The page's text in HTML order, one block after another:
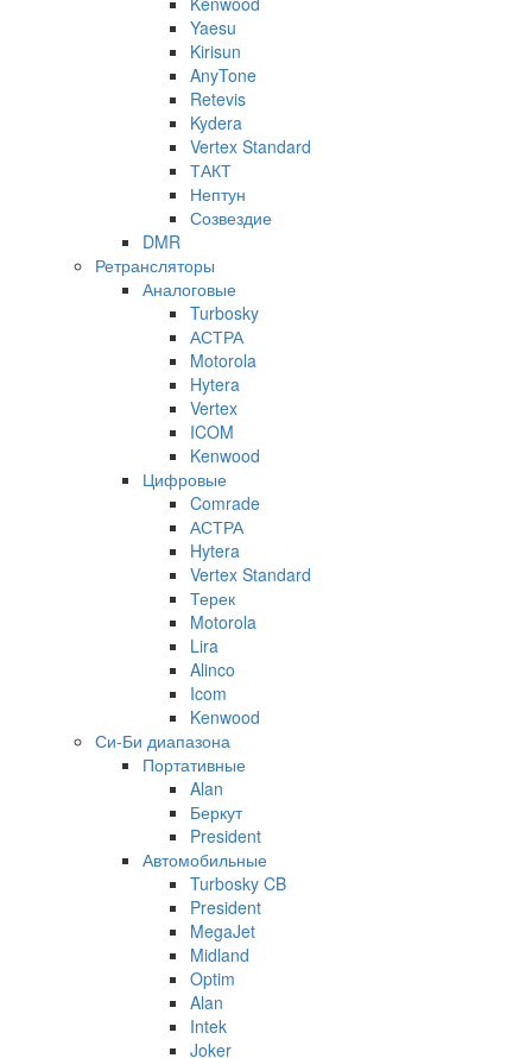
Yaesu
Kirisun
AnyTone
Retevis
Kydera
Vertex Standard
ТАКТ
Нептун
Созвездие
DMR
Ретрансляторы
Аналоговые
Turbosky
АСТРА
Motorola
Hytera
Vertex
ICOM
Kenwood
Цифровые
Comrade
АСТРА
Hytera
Vertex Standard
Терек
Motorola
Lira
Alinco
Icom
Kenwood
Си-Би диапазона
Портативные
Alan
Беркут
President
Автомобильные
Turbosky CB
President
MegaJet
Midland
Optim
Alan
Intek
Joker